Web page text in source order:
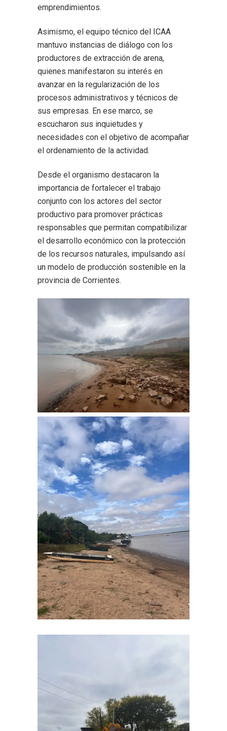
emprendimientos.
Asimismo, el equipo técnico del ICAA
mantuvo instancias de diálogo con los
productores de extracción de arena,
quienes manifestaron su interés en
avanzar en la regularización de los
procesos administrativos y técnicos de
sus empresas. En ese marco, se
escucharon sus inquietudes y
necesidades con el objetivo de acompañar
el ordenamiento de la actividad.
Desde el organismo destacaron la
importancia de fortalecer el trabajo
conjunto con los actores del sector
productivo para promover prácticas
responsables que permitan compatibilizar
el desarrollo económico con la protección
de los recursos naturales, impulsando así
un modelo de producción sostenible en la
provincia de Corrientes.